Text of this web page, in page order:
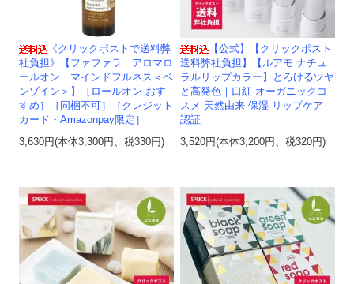
《クリックポストで送料弊
社負担》【ファファラ アロマロ
ールオン マインドフルネス＜ベ
ンゾイン＞】［ロールオン おす
すめ］［同梱不可］［クレジット
カード・Amazonpay限定］
3,630円(本体3,300円、税330円)
【公式】【クリックポスト
送料弊社負担】【ルアモ ナチュ
ラルリップカラー】とろけるツヤ
と高発色｜口紅 オーガニックコ
スメ 天然由来 保湿 リップケア
認証
3,520円(本体3,200円、税320円)